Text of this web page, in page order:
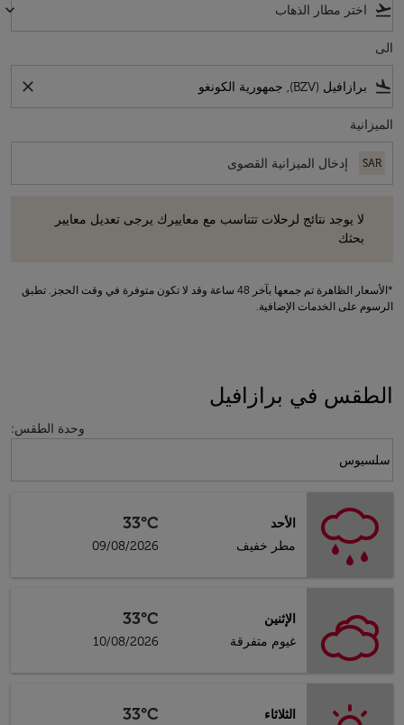
flight_takeoff
keyboard_arrow_down
الى
flight_land
close
الميزانية
SAR
لا يوجد نتائج لرحلات تتناسب مع معاييرك يرجى تعديل معايير
بحثك
*الأسعار الظاهرة تم جمعها بآخر 48 ساعة وقد لا تكون متوفرة في وقت الحجز. تطبق
الرسوم على الخدمات الإضافية.
الطقس في برازافيل
وحدة الطقس:
سلسيوس
الأحد
مطر خفيف
33°C
09/08/2026
الإثنين
غيوم متفرقة
33°C
10/08/2026
الثلاثاء
33°C